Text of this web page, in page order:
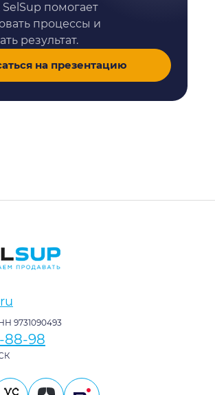
помогает
процессы и
результат.
на презентацию
9731090493
88-98